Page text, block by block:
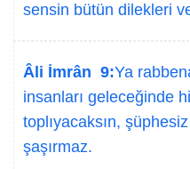
sensin bütün dilekleri
Âli İmrân 9:Ya
insanları geleceğinde
toplıyacaksın, şüphesiz
şaşırmaz.